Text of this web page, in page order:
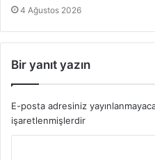
4 Ağustos 2026
Bir yanıt yazın
E-posta adresiniz
işaretlenmişlerdir